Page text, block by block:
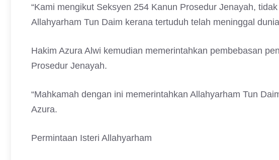
“Kami mengikut Seksyen 254 Kanun Prosedur Jenayah,
Allahyarham Tun Daim kerana tertuduh telah meninggal
Hakim Azura Alwi kemudian memerintahkan pembebasan
Prosedur Jenayah.
“Mahkamah dengan ini memerintahkan Allahyarham Tun
Azura.
Permintaan Isteri Allahyarham